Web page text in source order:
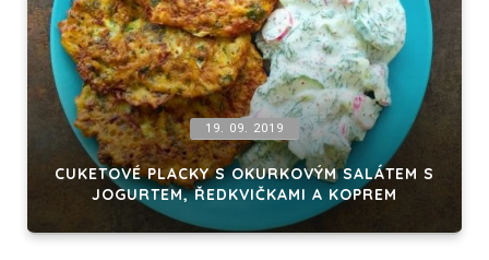
19. 09. 2019
CUKETOVÉ PLACKY S OKURKOVÝM SALÁTEM S
JOGURTEM, ŘEDKVIČKAMI A KOPREM